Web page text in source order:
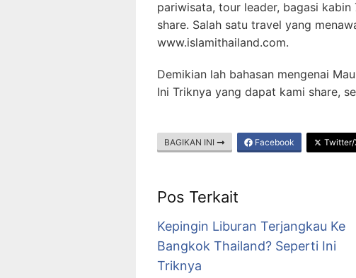
pariwisata, tour leader, bagasi
share. Salah satu travel yang
www.islamithailand.com.
Demikian lah bahasan mengenai
Ini Triknya yang dapat kami share,
BAGIKAN INI Facebook Twitter/
Pos Terkait
Kepingin Liburan Terjangkau Ke
Bangkok Thailand? Seperti Ini
Triknya